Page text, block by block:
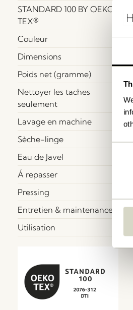
STANDARD 100 BY OEKO-
TEX®
Couleur
Dimensions
Poids net (gramme)
Nettoyer les taches
seulement
Lavage en machine
Sèche-linge
Eau de Javel
Á repasser
Pressing
Entretien & maintenance
Utilisation